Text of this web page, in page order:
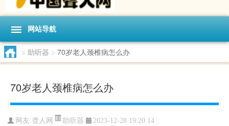
网站导航
> 助听器 > 70岁老人颈椎病怎么办
70岁老人颈椎病怎么办
网友:聋人网 助听器 2023-12-28 19:20:14